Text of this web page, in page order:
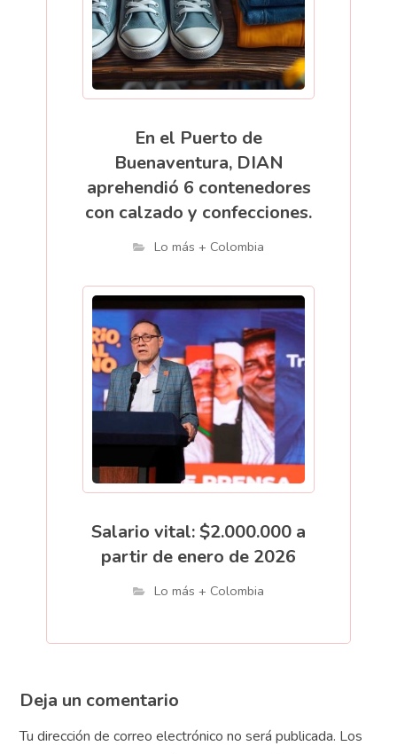
En el Puerto de
Buenaventura, DIAN
aprehendió 6 contenedores
con calzado y confecciones.
Lo más + Colombia
Salario vital: $2.000.000 a
partir de enero de 2026
Lo más + Colombia
Deja un comentario
Tu dirección de correo electrónico no será publicada. Los